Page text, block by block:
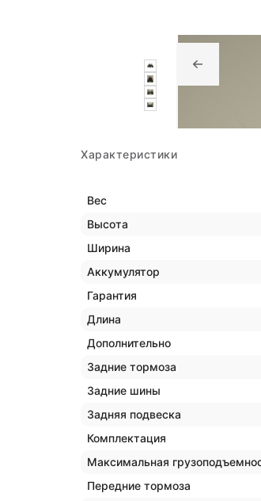
Характеристики
Вес
Высота
Ширина
Аккумулятор
Гарантия
Длина
Дополнительно
Задние тормоза
Задние шины
Задняя подвеска
Комплектация
Максимальная
Передние тормоза